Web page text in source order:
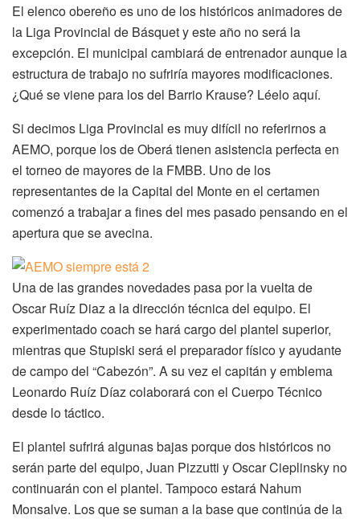
El elenco obereño es uno de los históricos animadores de
la Liga Provincial de Básquet y este año no será la
excepción. El municipal cambiará de entrenador aunque la
estructura de trabajo no sufriría mayores modificaciones.
¿Qué se viene para los del Barrio Krause? Léelo aquí.
Si decimos Liga Provincial es muy difícil no referirnos a
AEMO, porque los de Oberá tienen asistencia perfecta en
el torneo de mayores de la FMBB. Uno de los
representantes de la Capital del Monte en el certamen
comenzó a trabajar a fines del mes pasado pensando en el
apertura que se avecina.
Una de las grandes novedades pasa por la vuelta de
Oscar Ruíz Diaz a la dirección técnica del equipo. El
experimentado coach se hará cargo del plantel superior,
mientras que Stupiski será el preparador físico y ayudante
de campo del “Cabezón”. A su vez el capitán y emblema
Leonardo Ruíz Díaz colaborará con el Cuerpo Técnico
desde lo táctico.
El plantel sufrirá algunas bajas porque dos históricos no
serán parte del equipo, Juan Pizzutti y Oscar Cieplinsky no
continuarán con el plantel. Tampoco estará Nahum
Monsalve. Los que se suman a la base que continúa de la